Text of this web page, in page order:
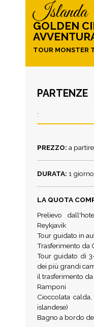
islanda
GOLDEN
TOUR MONSTER
PARTENZE
:
PREZZO: a
DURATA: 1
LA QUOTA
Prelievo
Reykjavik
Tour guidato in
Trasferimento da
Tour guidato di
dei più grandi
il trasferimento
Ramponi
Cioccolata
islandese)
Bagno a bordo